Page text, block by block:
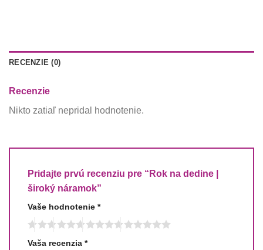
RECENZIE (0)
Recenzie
Nikto zatiaľ nepridal hodnotenie.
Pridajte prvú recenziu pre “Rok na dedine |
široký náramok”
Vaše hodnotenie *
Vaša recenzia *